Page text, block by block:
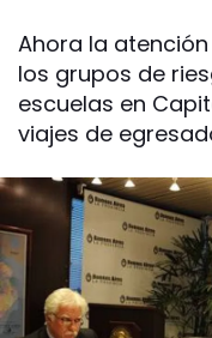
Ahora la
los grupos de
escuelas en
viajes de